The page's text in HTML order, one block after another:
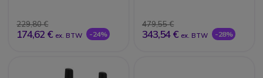
229,80 €
174,62 € ex. BTW -24%
479,55 €
343,54 € ex. BTW -28%